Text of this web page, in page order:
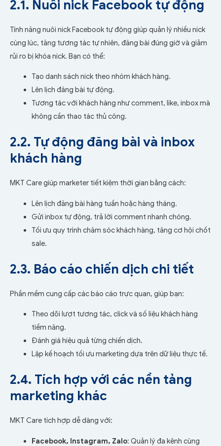
2.1. Nuôi nick Facebook tự động
Tính năng nuôi nick Facebook tự động giúp quản lý nhiều nick
cùng lúc, tăng tương tác tự nhiên, đăng bài đúng giờ và giảm
rủi ro bị khóa nick. Bạn có thể:
Tạo danh sách nick theo nhóm khách hàng.
Lên lịch đăng bài tự động.
Tương tác với khách hàng như comment, like, inbox mà
không cần thao tác thủ công.
2.2. Tự động đăng bài và inbox
khách hàng
MKT Care giúp marketer tiết kiệm thời gian bằng cách:
Lên lịch đăng bài hàng tuần hoặc hàng tháng.
Gửi inbox tự động, trả lời comment nhanh chóng.
Tối ưu quy trình chăm sóc khách hàng, tăng cơ hội chốt
sale.
2.3. Báo cáo chiến dịch chi tiết
Phần mềm cung cấp các báo cáo trực quan, giúp bạn:
Theo dõi lượt tương tác, click và số liệu khách hàng
tiềm năng.
Đánh giá hiệu quả từng chiến dịch.
Lập kế hoạch tối ưu marketing dựa trên dữ liệu thực tế.
2.4. Tích hợp với các nền tảng
marketing khác
MKT Care tích hợp dễ dàng với:
Facebook, Instagram, Zalo: Quản lý đa kênh cùng